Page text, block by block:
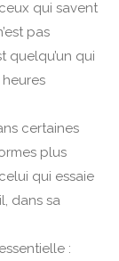
qui savent
pas
quelqu’un qui
certaines
plus
qui essaie
dans sa
: